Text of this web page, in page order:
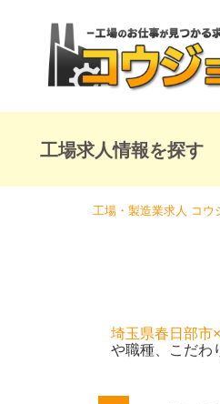
工場求人情報を探す
工場・製造業求人 コウ
埼玉県春日部市
や職種、こだわ